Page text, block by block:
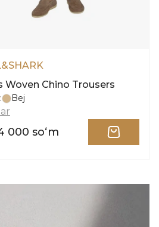
Woven Chino Trousers
Bej
000 soʻm